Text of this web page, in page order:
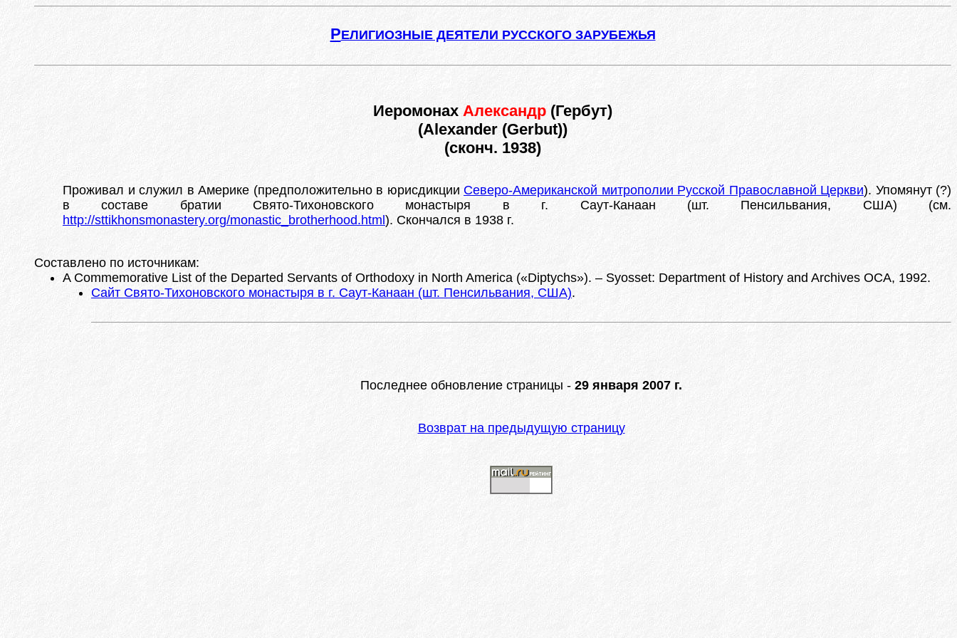
РЕЛИГИОЗНЫЕ ДЕЯТЕЛИ РУССКОГО ЗАРУБЕЖЬЯ
Иеромонах Александр (Гербут)
(Alexander (Gerbut))
(сконч. 1938)
Проживал и служил в Америке (предположительно в юрисдикции Северо-Американской митрополии Русской Православной Церкви). Упомянут (?)
в составе братии Свято-Тихоновского монастыря в г. Саут-Канаан (шт. Пенсильвания, США) (см.
http://sttikhonsmonastery.org/monastic_brotherhood.html ). Скончался в 1938 г.
Составлено по источникам:
A Commemorative List of the Departed Servants of Orthodoxy in North America («Diptychs»). – Syosset: Department of History and Archives OCA, 1992.
Сайт Свято-Тихоновского монастыря в г. Саут-Канаан (шт. Пенсильвания, США).
Последнее обновление страницы - 29 января 2007 г.
Возврат на предыдущую страницу